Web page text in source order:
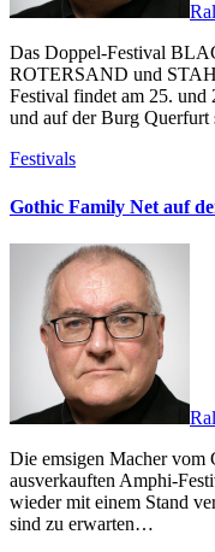
Das Doppel-Festival BLACKFIELD verkündet zwei neue Bands.
ROTERSAND und
Festival findet am 25. und
und auf der Burg
Festivals
Gothic Family Net auf
Die emsigen Macher vom Gothic Family Net sind auf dem
ausverkauften Amphi-
wieder mit einem Stand
sind zu erwarten…